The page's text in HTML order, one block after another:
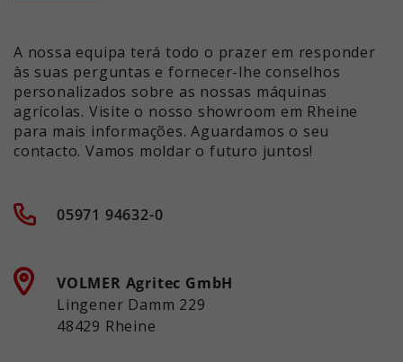
A nossa equipa terá todo o prazer em responder
às suas perguntas e fornecer-lhe conselhos
personalizados sobre as nossas máquinas
agrícolas. Visite o nosso showroom em Rheine
para mais informações. Aguardamos o seu
contacto. Vamos moldar o futuro juntos!
05971 94632-0
VOLMER Agritec GmbH
Lingener Damm 229
48429 Rheine